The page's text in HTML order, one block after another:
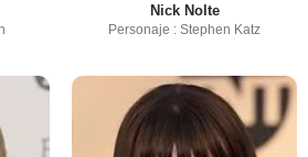
Nick Nolte
Personaje : Stephen Katz